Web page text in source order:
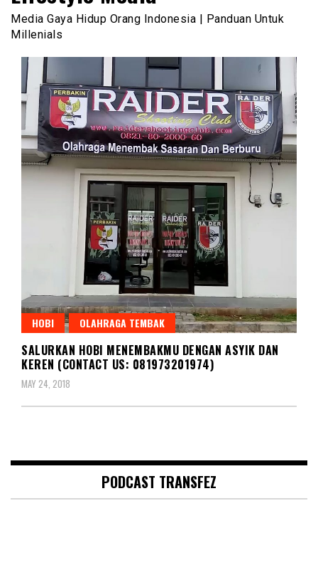
Media Gaya Hidup Orang Indonesia | Panduan Untuk
Millenials
HOBI OLAHRAGA TEMBAK
SALURKAN HOBI MENEMBAKMU DENGAN ASYIK DAN
KEREN (CONTACT US: 081973201974)
MAY 24, 2018
PODCAST TRANSFEZ